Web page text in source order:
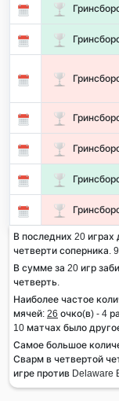
В последних 20
четверти соперника.
В сумме за 20 игр
четверть.
Наиболее частое
мячей: 26 очко(в) - 4
10 матчах было
Самое большое
Сварм в четвертой
игре против Delaware